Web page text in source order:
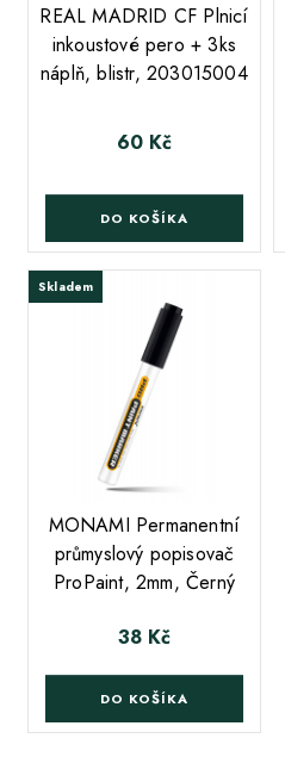
REAL MADRID CF Plnicí
inkoustové pero + 3ks
náplň, blistr, 203015004
Cena
60 Kč
DO KOŠÍKA
Skladem
MONAMI Permanentní
průmyslový popisovač
ProPaint, 2mm, Černý
Cena
38 Kč
DO KOŠÍKA